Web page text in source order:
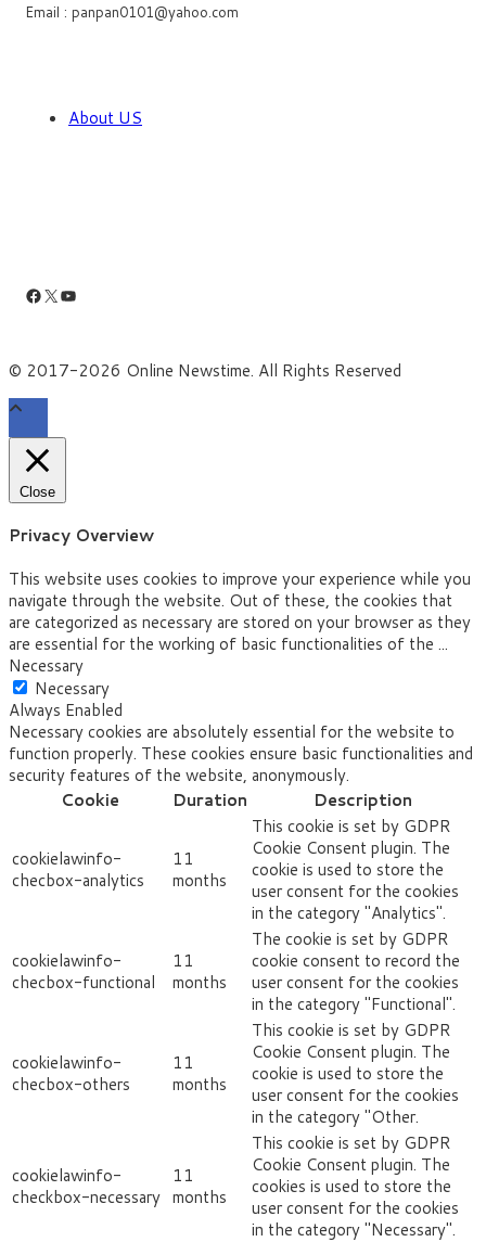
Email : panpan0101@yahoo.com
About US
Facebook
X YouTube
© 2017-2026 Online Newstime. All Rights Reserved
Close
Privacy Overview
This website uses cookies to improve your experience while you
navigate through the website. Out of these, the cookies that
are categorized as necessary are stored on your browser as they
are essential for the working of basic functionalities of the ...
Necessary
Necessary
Always Enabled
Necessary cookies are absolutely essential for the website to
function properly. These cookies ensure basic functionalities and
security features of the website, anonymously.
Cookie
Duration Description
cookielawinfo-
checbox-analytics
11
months
This cookie is set by GDPR
Cookie Consent plugin. The
cookie is used to store the
user consent for the cookies
in the category "Analytics".
cookielawinfo-
checbox-functional
11
months
The cookie is set by GDPR
cookie consent to record the
user consent for the cookies
in the category "Functional".
cookielawinfo-
checbox-others
11
months
This cookie is set by GDPR
Cookie Consent plugin. The
cookie is used to store the
user consent for the cookies
in the category "Other.
cookielawinfo-
checkbox-necessary
11
months
This cookie is set by GDPR
Cookie Consent plugin. The
cookies is used to store the
user consent for the cookies
in the category "Necessary".